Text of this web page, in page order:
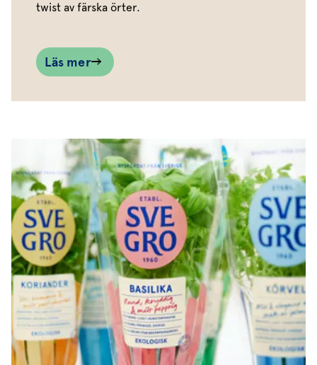
twist av färska örter.
Läs mer